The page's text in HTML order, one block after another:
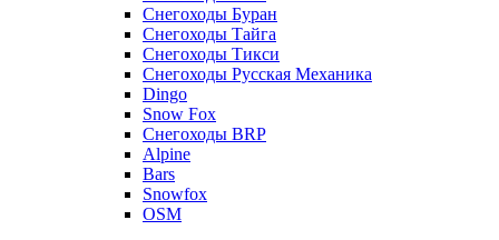
Снегоходы Буран
Снегоходы Тайга
Снегоходы Тикси
Снегоходы Русская Механика
Dingo
Snow Fox
Снегоходы BRP
Alpine
Bars
Snowfox
OSM